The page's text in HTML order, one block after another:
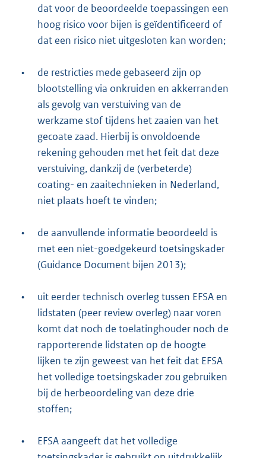
dat voor de beoordeelde toepassingen een
hoog risico voor bijen is geïdentificeerd of
dat een risico niet uitgesloten kan worden;
•
de restricties mede gebaseerd zijn op
blootstelling via onkruiden en akkerranden
als gevolg van verstuiving van de
werkzame stof tijdens het zaaien van het
gecoate zaad. Hierbij is onvoldoende
rekening gehouden met het feit dat deze
verstuiving, dankzij de (verbeterde)
coating- en zaaitechnieken in Nederland,
niet plaats hoeft te vinden;
•
de aanvullende informatie beoordeeld is
met een niet-goedgekeurd toetsingskader
(Guidance Document bijen 2013);
•
uit eerder technisch overleg tussen EFSA en
lidstaten (peer review overleg) naar voren
komt dat noch de toelatinghouder noch de
rapporterende lidstaten op de hoogte
lijken te zijn geweest van het feit dat EFSA
het volledige toetsingskader zou gebruiken
bij de herbeoordeling van deze drie
stoffen;
•
EFSA aangeeft dat het volledige